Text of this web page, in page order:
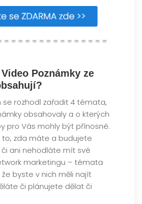
= = = = = = = = = = = = = = =
Poznámky ze
se rozhodl zařadit 4 témata,
obsahovaly a o kterých
pro Vás mohly být přínosné.
to, zda máte a budujete
ani nehodláte mít své
marketingu – témata
že byste v nich měli najít
či plánujete dělat či